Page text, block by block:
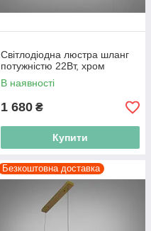
Світлодіодна люстра шланг
потужністю 22Вт, хром
В наявності
1 680 ₴
Купити
Безкоштовна доставка